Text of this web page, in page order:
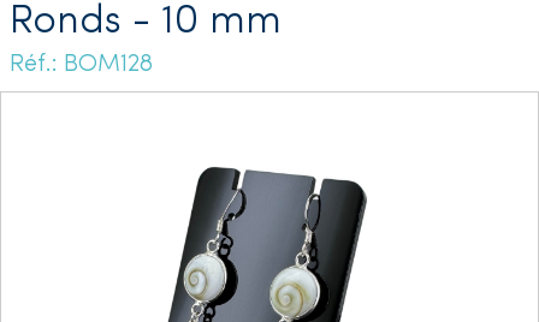
Ronds - 10 mm
Réf.: BOM128